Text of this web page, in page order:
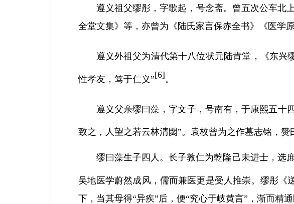
遵义祖父缪彤，字歌起，号念斋。曾五次公车北
全堂文集》等，亦曾为《陆氏家言保赤全书》《医学
遵义外祖父为清代第十八位状元陆肯堂，《东兴
性孝友，笃于仁义”[6]。
遵义父亲缪曰藻，字文子，号南有，于康熙五十
致之，人望之若云林清閟”。袁枚曾为之作墓志铭，
缪曰藻生子四人。长子敦仁为乾隆己未进士，选
吴地医学蔚然成风，儒而兼医更是受人推崇。缪彤《
下，当其母得“异疾”后，便“究心于岐黄言”，渐而精